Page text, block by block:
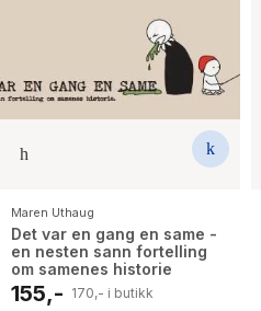
Maren Uthaug
Det var en gang en same -
en nesten sann fortelling
om samenes historie
155,- 170,- i butikk